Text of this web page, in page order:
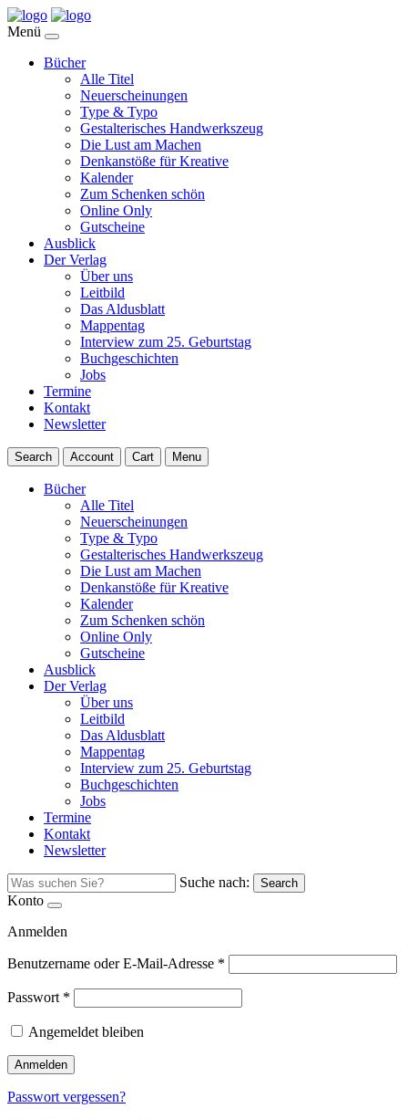
Menü
Bücher
Alle Titel
Neuerscheinungen
Type & Typo
Gestalterisches Handwerkszeug
Die Lust am Machen
Denkanstöße für Kreative
Kalender
Zum Schenken schön
Online Only
Gutscheine
Ausblick
Der Verlag
Über uns
Leitbild
Das Aldusblatt
Mappentag
Interview zum 25. Geburtstag
Buchgeschichten
Jobs
Termine
Kontakt
Newsletter
Search Account Cart Menu
Bücher
Alle Titel
Neuerscheinungen
Type & Typo
Gestalterisches Handwerkszeug
Die Lust am Machen
Denkanstöße für Kreative
Kalender
Zum Schenken schön
Online Only
Gutscheine
Ausblick
Der Verlag
Über uns
Leitbild
Das Aldusblatt
Mappentag
Interview zum 25. Geburtstag
Buchgeschichten
Jobs
Termine
Kontakt
Newsletter
Suche nach: Search
Konto
Anmelden
Benutzername oder E-Mail-Adresse *
Passwort *
Angemeldet bleiben
Anmelden
Passwort vergessen?